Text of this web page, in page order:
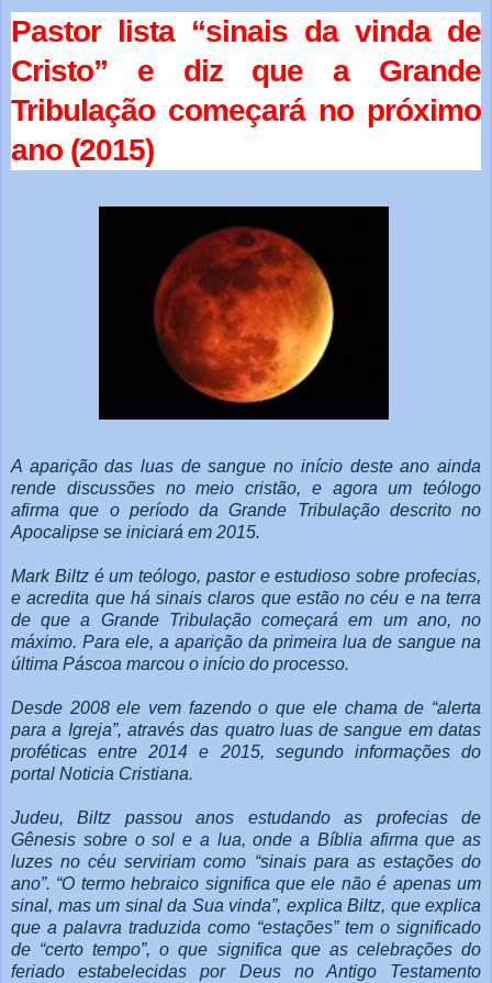
Pastor lista “sinais da vinda de
Cristo” e diz que a Grande
Tribulação começará no próximo
ano (2015)
A aparição das luas de sangue no início deste ano ainda
rende discussões no meio cristão, e agora um teólogo
afirma que o período da Grande Tribulação descrito no
Apocalipse se iniciará em 2015.
Mark Biltz é um teólogo, pastor e estudioso sobre profecias,
e acredita que há sinais claros que estão no céu e na terra
de que a Grande Tribulação começará em um ano, no
máximo. Para ele, a aparição da primeira lua de sangue na
última Páscoa marcou o início do processo.
Desde 2008 ele vem fazendo o que ele chama de “alerta
para a Igreja”, através das quatro luas de sangue em datas
proféticas entre 2014 e 2015, segundo informações do
portal Noticia Cristiana.
Judeu, Biltz passou anos estudando as profecias de
Gênesis sobre o sol e a lua, onde a Bíblia afirma que as
luzes no céu serviriam como “sinais para as estações do
ano”. “O termo hebraico significa que ele não é apenas um
sinal, mas um sinal da Sua vinda”, explica Biltz, que explica
que a palavra traduzida como “estações” tem o significado
de “certo tempo”, o que significa que as celebrações do
feriado estabelecidas por Deus no Antigo Testamento